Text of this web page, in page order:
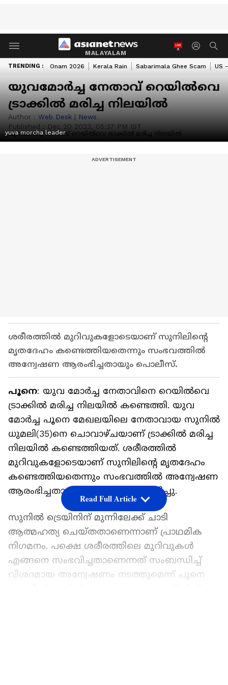
MALAYALAM
TRENDING : Onam 2026 Kerala Rain Sabarimala Ghee Scam US
യുവമോര്‍ച്ച നേതാവ് റെയില്‍വെ
ട്രാക്കില്‍ മരിച്ച നിലയില്‍
Author : Web Desk | News
Published : Dec 20 2023, 05:37 PM IST
yuva morcha leader
ശരീരത്തില്‍ മുറിവുകളോടെയാണ് സുനിലിന്റെ
മൃതദേഹം കണ്ടെത്തിയതെന്നും സംഭവത്തില്‍
അന്വേഷണ ആരംഭിച്ചതായും പൊലീസ്.
പൂനെ: യുവ മോര്‍ച്ച നേതാവിനെ റെയില്‍വെ
ട്രാക്കില്‍ മരിച്ച നിലയില്‍ കണ്ടെത്തി. യുവ
മോര്‍ച്ച പൂനെ മേഖലയിലെ നേതാവായ സുനില്‍
ധുമലി(35)നെ ചൊവാഴ്ചയാണ് ട്രാക്കില്‍ മരിച്ച
നിലയില്‍ കണ്ടെത്തിയത്. ശരീരത്തില്‍
മുറിവുകളോടെയാണ് സുനിലിന്റെ മൃതദേഹം
കണ്ടെത്തിയതെന്നും സംഭവത്തില്‍ അന്വേഷണ
ആരംഭിച്ചതായും പൊലീസ് അറിയിച്ചു.
സുനില്‍ ട്രെയിനിന് മുന്നിലേക്ക് ചാടി
ആത്മഹത്യ ചെയ്തതാണെന്നാണ് പ്രാഥമിക
നിഗമനം. പക്ഷെ ശരീരത്തിലെ മുറിവുകള്‍
എങ്ങനെ സംഭവിച്ചതാണെന്നത് സംബന്ധിച്ച്
വിശദമായ അന്വേഷണം നടത്തുമെന്ന് പൂനെ
Read Full Article